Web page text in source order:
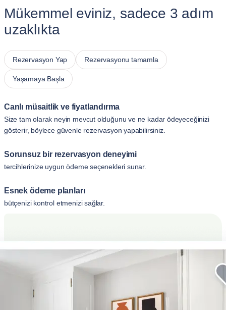
Mükemmel eviniz, sadece 3 adım
uzaklıkta
Rezervasyon Yap Rezervasyonu tamamla
Yaşamaya Başla
Canlı müsaitlik ve fiyatlandırma
Size tam olarak neyin mevcut olduğunu ve ne kadar ödeyeceğinizi
gösterir, böylece güvenle rezervasyon yapabilirsiniz.
Sorunsuz bir rezervasyon deneyimi
tercihlerinize uygun ödeme seçenekleri sunar.
Esnek ödeme planları
bütçenizi kontrol etmenizi sağlar.